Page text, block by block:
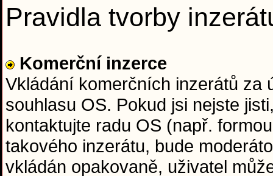
Pravidla tvorby
Komerční inzerce
Vkládání komerčních inzerátů za
souhlasu OS. Pokud jsi nejste
kontaktujte radu OS (např.
takového inzerátu, bude
vkládán opakovaně, uživatel